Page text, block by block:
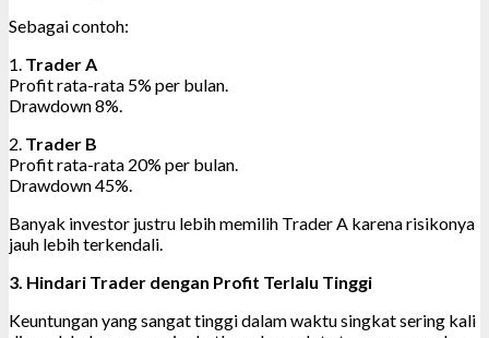
Sebagai contoh:
1. Trader A
Profit rata-rata 5% per bulan.
Drawdown 8%.
2. Trader B
Profit rata-rata 20% per bulan.
Drawdown 45%.
Banyak investor justru lebih memilih Trader A karena risikonya
jauh lebih terkendali.
3. Hindari Trader dengan Profit Terlalu Tinggi
Keuntungan yang sangat tinggi dalam waktu singkat sering kali